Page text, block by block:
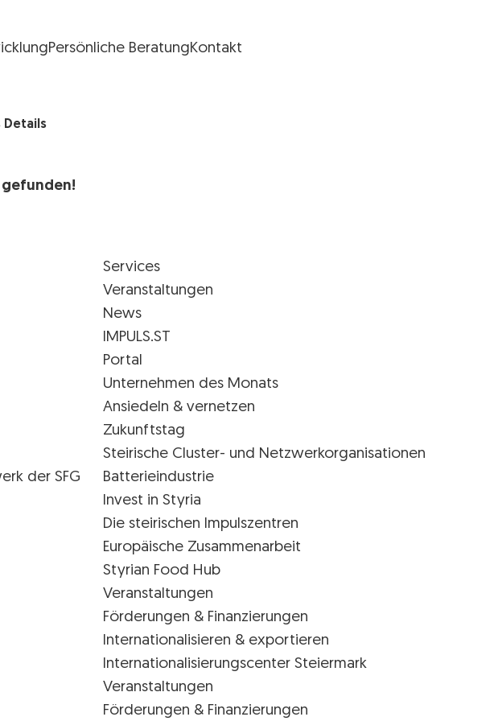
Persönliche BeratungKontakt
Details
gefunden!
Services
Veranstaltungen
News
IMPULS.ST
Portal
Unternehmen des Monats
der SFG
Ansiedeln & vernetzen
Zukunftstag
Steirische Cluster- und Netzwerkorganisationen
Batterieindustrie
Invest in Styria
Die steirischen Impulszentren
Europäische Zusammenarbeit
Styrian Food Hub
Veranstaltungen
Förderungen & Finanzierungen
Internationalisieren & exportieren
Internationalisierungscenter Steiermark
Veranstaltungen
Förderungen & Finanzierungen